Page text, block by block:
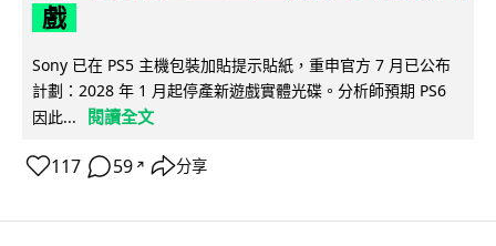
戲
Sony 已在 PS5 主機包裝加貼提示貼紙，重申官方 7 月已公布
計劃：2028 年 1 月起停產新遊戲實體光碟。分析師預期 PS6
因此...
閱讀全文
117 59 ↗ 分享